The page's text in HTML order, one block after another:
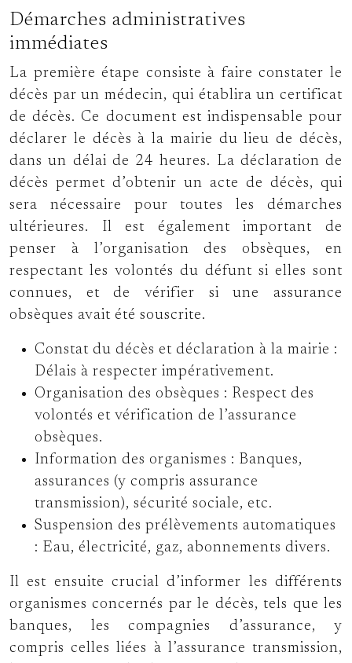
Démarches administratives
immédiates
La première étape consiste à faire constater le
décès par un médecin, qui établira un certificat
de décès. Ce document est indispensable pour
déclarer le décès à la mairie du lieu de décès,
dans un délai de 24 heures. La déclaration de
décès permet d’obtenir un acte de décès, qui
sera nécessaire pour toutes les démarches
ultérieures. Il est également important de
penser à l’organisation des obsèques, en
respectant les volontés du défunt si elles sont
connues, et de vérifier si une assurance
obsèques avait été souscrite.
Constat du décès et déclaration à la mairie :
Délais à respecter impérativement.
Organisation des obsèques : Respect des
volontés et vérification de l’assurance
obsèques.
Information des organismes : Banques,
assurances (y compris assurance
transmission), sécurité sociale, etc.
Suspension des prélèvements automatiques
: Eau, électricité, gaz, abonnements divers.
Il est ensuite crucial d’informer les différents
organismes concernés par le décès, tels que les
banques, les compagnies d’assurance, y
compris celles liées à l’assurance transmission,